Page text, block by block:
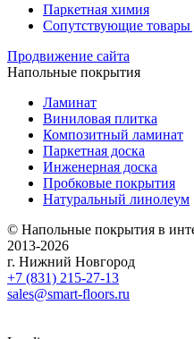
Паркетная химия
Сопутствующие товары
Продвижение сайта
Напольные покрытия
Ламинат
Виниловая плитка
Композитный ламинат
Паркетная доска
Инженерная доска
Пробковые покрытия
Натуральный линолеум
© Напольные покрытия в
2013-2026
г. Нижний Новгород
+7 (831) 215-27-13
sales@smart-floors.ru